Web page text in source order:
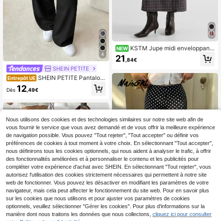
4
SHEIN PETITE
Entrepôt UE SHEIN PETITE Pantalon
long décontracté à blocs de couleur
s pour femme, port quotidien, printe
oches, jambe large naturelle, noir, a
s de petite taille
Dès 12,49€
NEW KSTM Jupe midi enveloppant
e à carreaux avec détail de nœud la
téral, tissu tissé à carreaux, style sa
l'hiver
21 ,84€
Nous utilisons des cookies et des technologies similaires sur notre site web afin de
vous fournir le service que vous avez demandé et de vous offrir la meilleure expérience
de navigation possible. Vous pouvez "Tout rejeter", "Tout accepter" ou définir vos
préférences de cookies à tout moment à votre choix. En sélectionnant "Tout accepter",
nous définirons tous les cookies optionnels, qui nous aident à analyser le trafic, à offrir
des fonctionnalités améliorées et à personnaliser le contenu et les publicités pour
compléter votre expérience d'achat avec SHEIN. En sélectionnant "Tout rejeter", vous
autorisez l'utilisation des cookies strictement nécessaires qui permettent à notre site
web de fonctionner. Vous pouvez les désactiver en modifiant les paramètres de votre
navigateur, mais cela peut affecter le fonctionnement du site web. Pour en savoir plus
sur les cookies que nous utilisons et pour ajuster vos paramètres de cookies
optionnels, veuillez sélectionner "Gérer les cookies". Pour plus d'informations sur la
manière dont nous traitons les données que nous collectons, cliquez ici pour consulter